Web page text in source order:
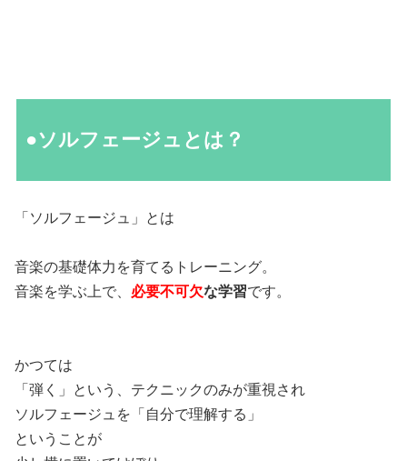
●ソルフェージュとは？
「ソルフェージュ」とは
音楽の基礎体力を育てるトレーニング。
音楽を学ぶ上で、 必要不可欠な学習です。
かつては
「弾く」という、テクニックのみが重視され
ソルフェージュを「自分で理解する」
ということが